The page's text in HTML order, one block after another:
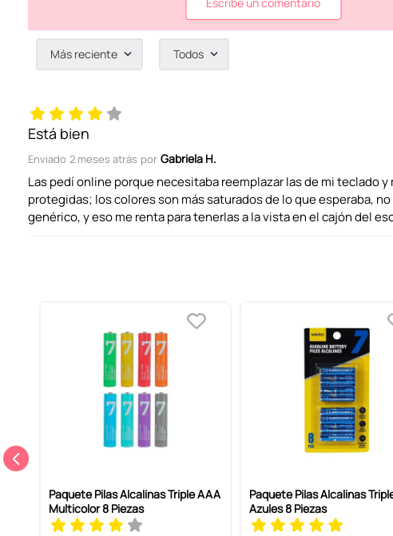
Agregar comentario
Califica el producto de 1 a 5 estrellas
Tu nombre
Escribe un comentario
Más reciente Todos
Está bien
Enviado 2 meses atrás por Gabriela H.
Las pedí online porque necesitaba reemplazar las de mi teclado y
protegidas; los colores son más saturados de lo que esperaba,
genérico, y eso me renta para tenerlas a la vista en el cajón del
Paquete Pilas Alcalinas Triple AAA
Multicolor 8 Piezas
Paquete Pilas Alcalinas
Azules 8 Piezas